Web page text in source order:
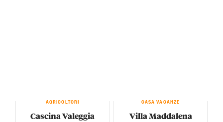
AGRICOLTORI
Cascina Valeggia
CASA VACANZE
Villa Maddalena